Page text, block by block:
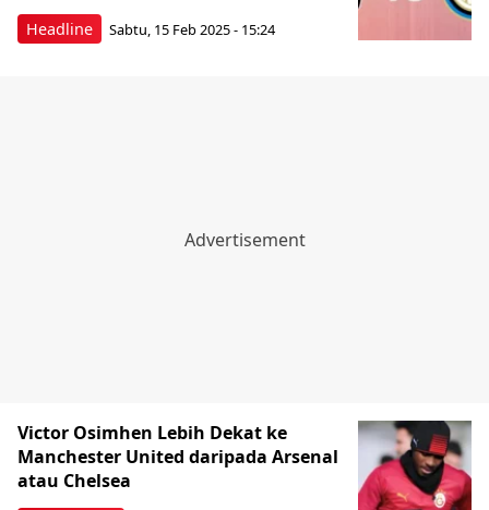
Headline Sabtu, 15 Feb 2025 - 15:24
Victor Osimhen Lebih Dekat ke
Manchester United daripada Arsenal
atau Chelsea